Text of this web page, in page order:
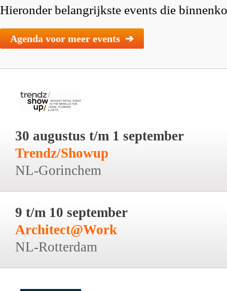
Hieronder belangrijkste events die
Agenda voor meer events ➔
30 augustus t/m 1 september
Trendz/Showup
NL-Gorinchem
9 t/m 10 september
Architect@Work
NL-Rotterdam